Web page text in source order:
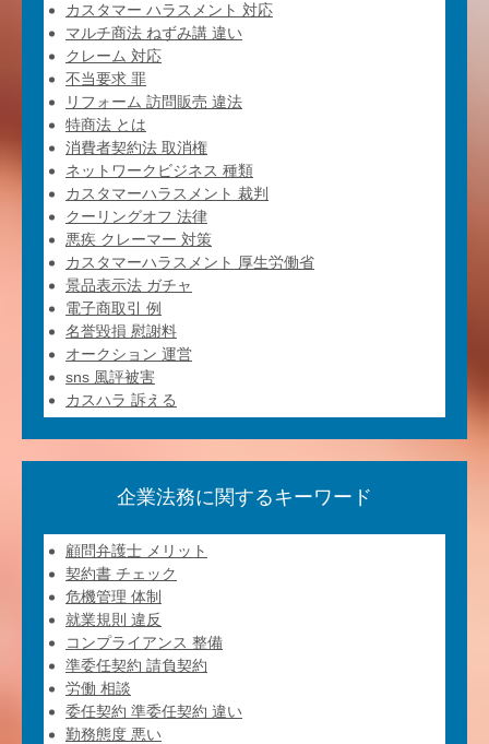
カスタマー ハラスメント 対応
マルチ商法 ねずみ講 違い
クレーム 対応
不当要求 罪
リフォーム 訪問販売 違法
特商法 とは
消費者契約法 取消権
ネットワークビジネス 種類
カスタマーハラスメント 裁判
クーリングオフ 法律
悪疾 クレーマー 対策
カスタマーハラスメント 厚生労働省
景品表示法 ガチャ
電子商取引 例
名誉毀損 慰謝料
オークション 運営
sns 風評被害
カスハラ 訴える
企業法務に関するキーワード
顧問弁護士 メリット
契約書 チェック
危機管理 体制
就業規則 違反
コンプライアンス 整備
準委任契約 請負契約
労働 相談
委任契約 準委任契約 違い
勤務態度 悪い